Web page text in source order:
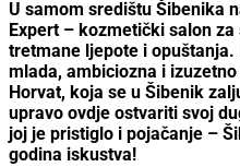
U samom središtu Šibenika
Expert – kozmetički salon
tretmane ljepote i
mlada, ambiciozna i
Horvat, koja se u Šibenik
upravo ovdje ostvariti svoj
joj je pristiglo i pojačanje –
godina iskustva!